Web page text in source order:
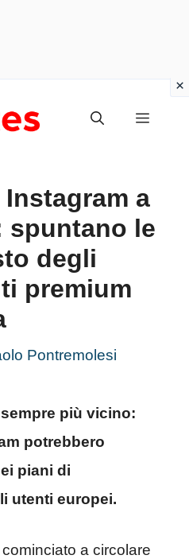
Menu
a
spuntano le
degli
premium
Pontremolesi
più vicino:
potrebbero
piani di
utenti europei.
a circolare